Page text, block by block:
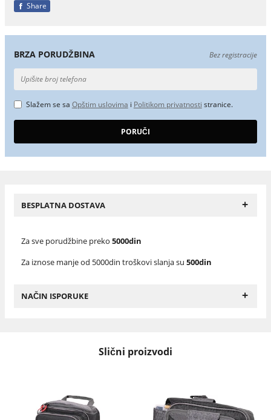
Share
BRZA PORUDŽBINA Bez registracije
Slažem se sa Opštim uslovima i Politikom privatnosti stranice.
BESPLATNA DOSTAVA +
Za sve porudžbine preko 5000din
Za iznose manje od 5000din troškovi slanja su 500din
NAČIN ISPORUKE +
Slični proizvodi